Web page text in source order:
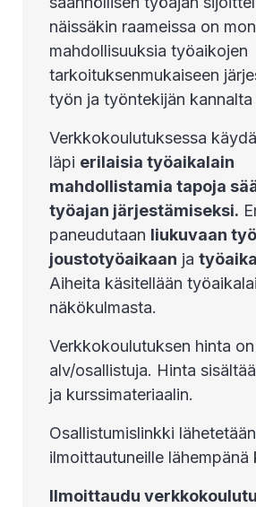
näissäkin raameissa on
mahdollisuuksia työaikojen
tarkoituksenmukaiseen
työn ja työntekijän
Verkkokoulutuksessa
läpi erilaisia työaikalain
mahdollistamia tapoja
työajan järjestämiseksi.
paneudutaan liukuvaan
joustotyöaikaan ja
Aiheita käsitellään
näkökulmasta.
Verkkokoulutuksen hinta
alv/osallistuja. Hinta
ja kurssimateriaalin.
Osallistumislinkki lähetetään
ilmoittautuneille lähempänä
Ilmoittaudu